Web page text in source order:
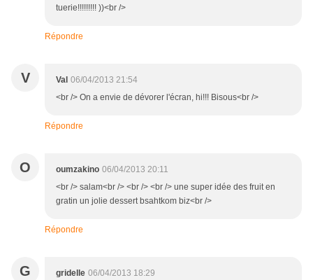
tuerie!!!!!!!!! ))<br />
Répondre
V Val 06/04/2013 21:54
<br /> On a envie de dévorer l'écran, hi!!! Bisous<br />
Répondre
O oumzakino 06/04/2013 20:11
<br /> salam<br /> <br /> <br /> une super idée des fruit en
gratin un jolie dessert bsahtkom biz<br />
Répondre
G gridelle 06/04/2013 18:29